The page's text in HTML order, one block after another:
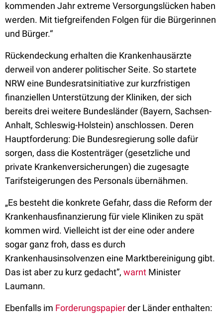
kommenden Jahr extreme Versorgungslücken haben
werden. Mit tiefgreifenden Folgen für die Bürgerinnen
und Bürger.“
Rückendeckung erhalten die Krankenhausärzte
derweil von anderer politischer Seite. So startete
NRW eine Bundesratsinitiative zur kurzfristigen
finanziellen Unterstützung der Kliniken, der sich
bereits drei weitere Bundesländer (Bayern, Sachsen-
Anhalt, Schleswig-Holstein) anschlossen. Deren
Hauptforderung: Die Bundesregierung solle dafür
sorgen, dass die Kostenträger (gesetzliche und
private Krankenversicherungen) die zugesagte
Tarifsteigerungen des Personals übernähmen.
„Es besteht die konkrete Gefahr, dass die Reform der
Krankenhausfinanzierung für viele Kliniken zu spät
kommen wird. Vielleicht ist der eine oder andere
sogar ganz froh, dass es durch
Krankenhausinsolvenzen eine Marktbereinigung gibt.
Das ist aber zu kurz gedacht”, warnt Minister
Laumann.
Ebenfalls im Forderungspapierder Länder enthalten: